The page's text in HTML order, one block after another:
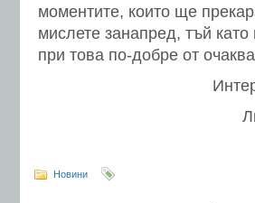
моментите, които ще
мислете занапред, тъй
при това по-добре от
Новини